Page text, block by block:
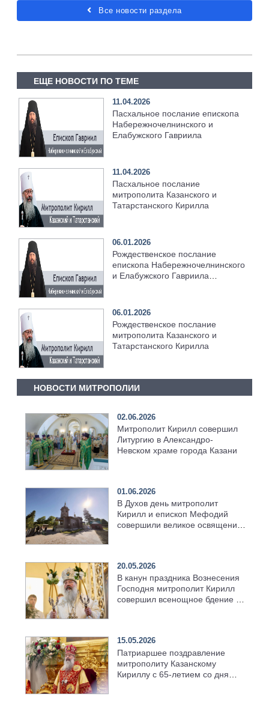
Все новости раздела
ЕЩЕ НОВОСТИ ПО ТЕМЕ
11.04.2026
Пасхальное послание епископа
Набережночелнинского и
Елабужского Гавриила
11.04.2026
Пасхальное послание
митрополита Казанского и
Татарстанского Кирилла
06.01.2026
Рождественское послание
епископа Набережночелнинского
и Елабужского Гавриила
06.01.2026
Рождественское послание
митрополита Казанского и
Татарстанского Кирилла
НОВОСТИ МИТРОПОЛИИ
02.06.2026
Митрополит Кирилл совершил
Литургию в Александро-
Невском храме города Казани
01.06.2026
В Духов день митрополит
Кирилл и епископ Мефодий
совершили великое освящение
20.05.2026
В канун праздника Вознесения
Господня митрополит Кирилл
совершил всенощное бдение в
15.05.2026
Патриаршее поздравление
митрополиту Казанскому
Кириллу с 65-летием со дня